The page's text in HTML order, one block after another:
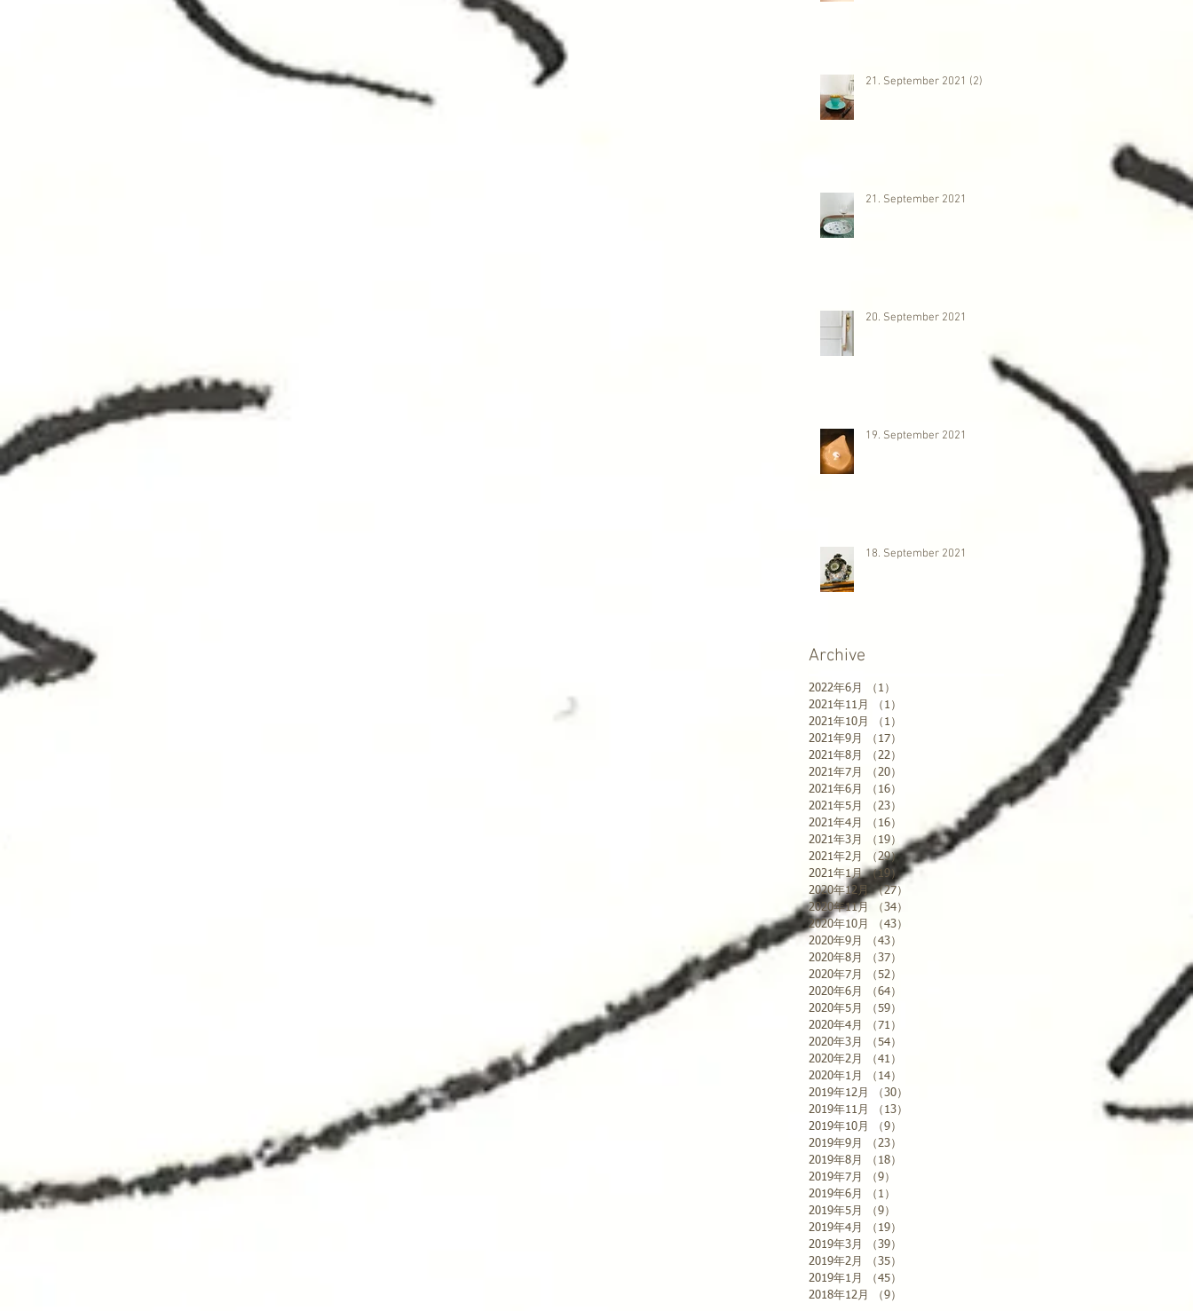
21. September 2021 (2)
21. September 2021
20. September 2021
19. September 2021
18. September 2021
Archive
2022年6月 （1）
2021年11月
（1）
2021年10月
（1）
2021年9月
（17）
2021年8月
（22）
2021年7月
（20）
2021年6月
（16）
2021年5月
（23）
2021年4月
（16）
16件の記事
2021年3月
（19）
19件の記事
2021年2月
（29）29件の記事
2021年1月 （19）19件の記事
2020年12月
（27）
2020年11月
（34）
2020年10月
（43）
2020年9月
（43）
2020年8月
（37）
2020年7月
（52）
2020年6月
（64）
2020年5月
（59）
2020年4月
（71）
2020年3月
（54）
2020年2月
（41）
2020年1月
（14）
2019年12月
（30）
2019年11月
（13）
2019年10月
（9）
2019年9月
（23）
2019年8月
（18）
2019年7月
（9）
2019年6月
（1）
2019年5月
（9）
2019年4月
（19）
2019年3月
（39）
2019年2月
（35）
2019年1月
（45）
2018年12月
（9）